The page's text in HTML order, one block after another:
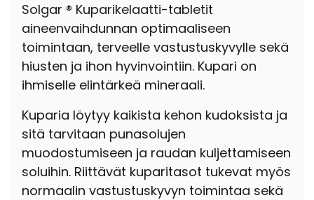
Solgar ® Kuparikelaatti-tabletit
aineenvaihdunnan optimaaliseen
toimintaan, terveelle vastustuskyvylle sekä
hiusten ja ihon hyvinvointiin. Kupari on
ihmiselle elintärkeä mineraali.
Kuparia löytyy kaikista kehon kudoksista ja
sitä tarvitaan punasolujen
muodostumiseen ja raudan kuljettamiseen
soluihin. Riittävät kuparitasot tukevat myös
normaalin vastustuskyvyn toimintaa sekä